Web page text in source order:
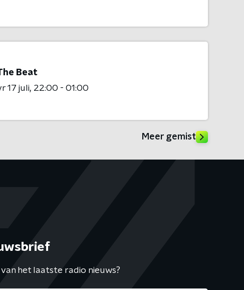
Beat
17 juli 22:00 - 01:00
Meer gemist
het laatste radio nieuws?